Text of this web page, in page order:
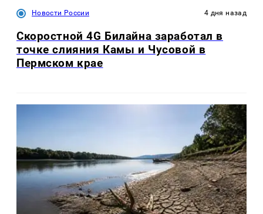
Новости России 4 дня назад
Скоростной 4G Билайна заработал в
точке слияния Камы и Чусовой в
Пермском крае